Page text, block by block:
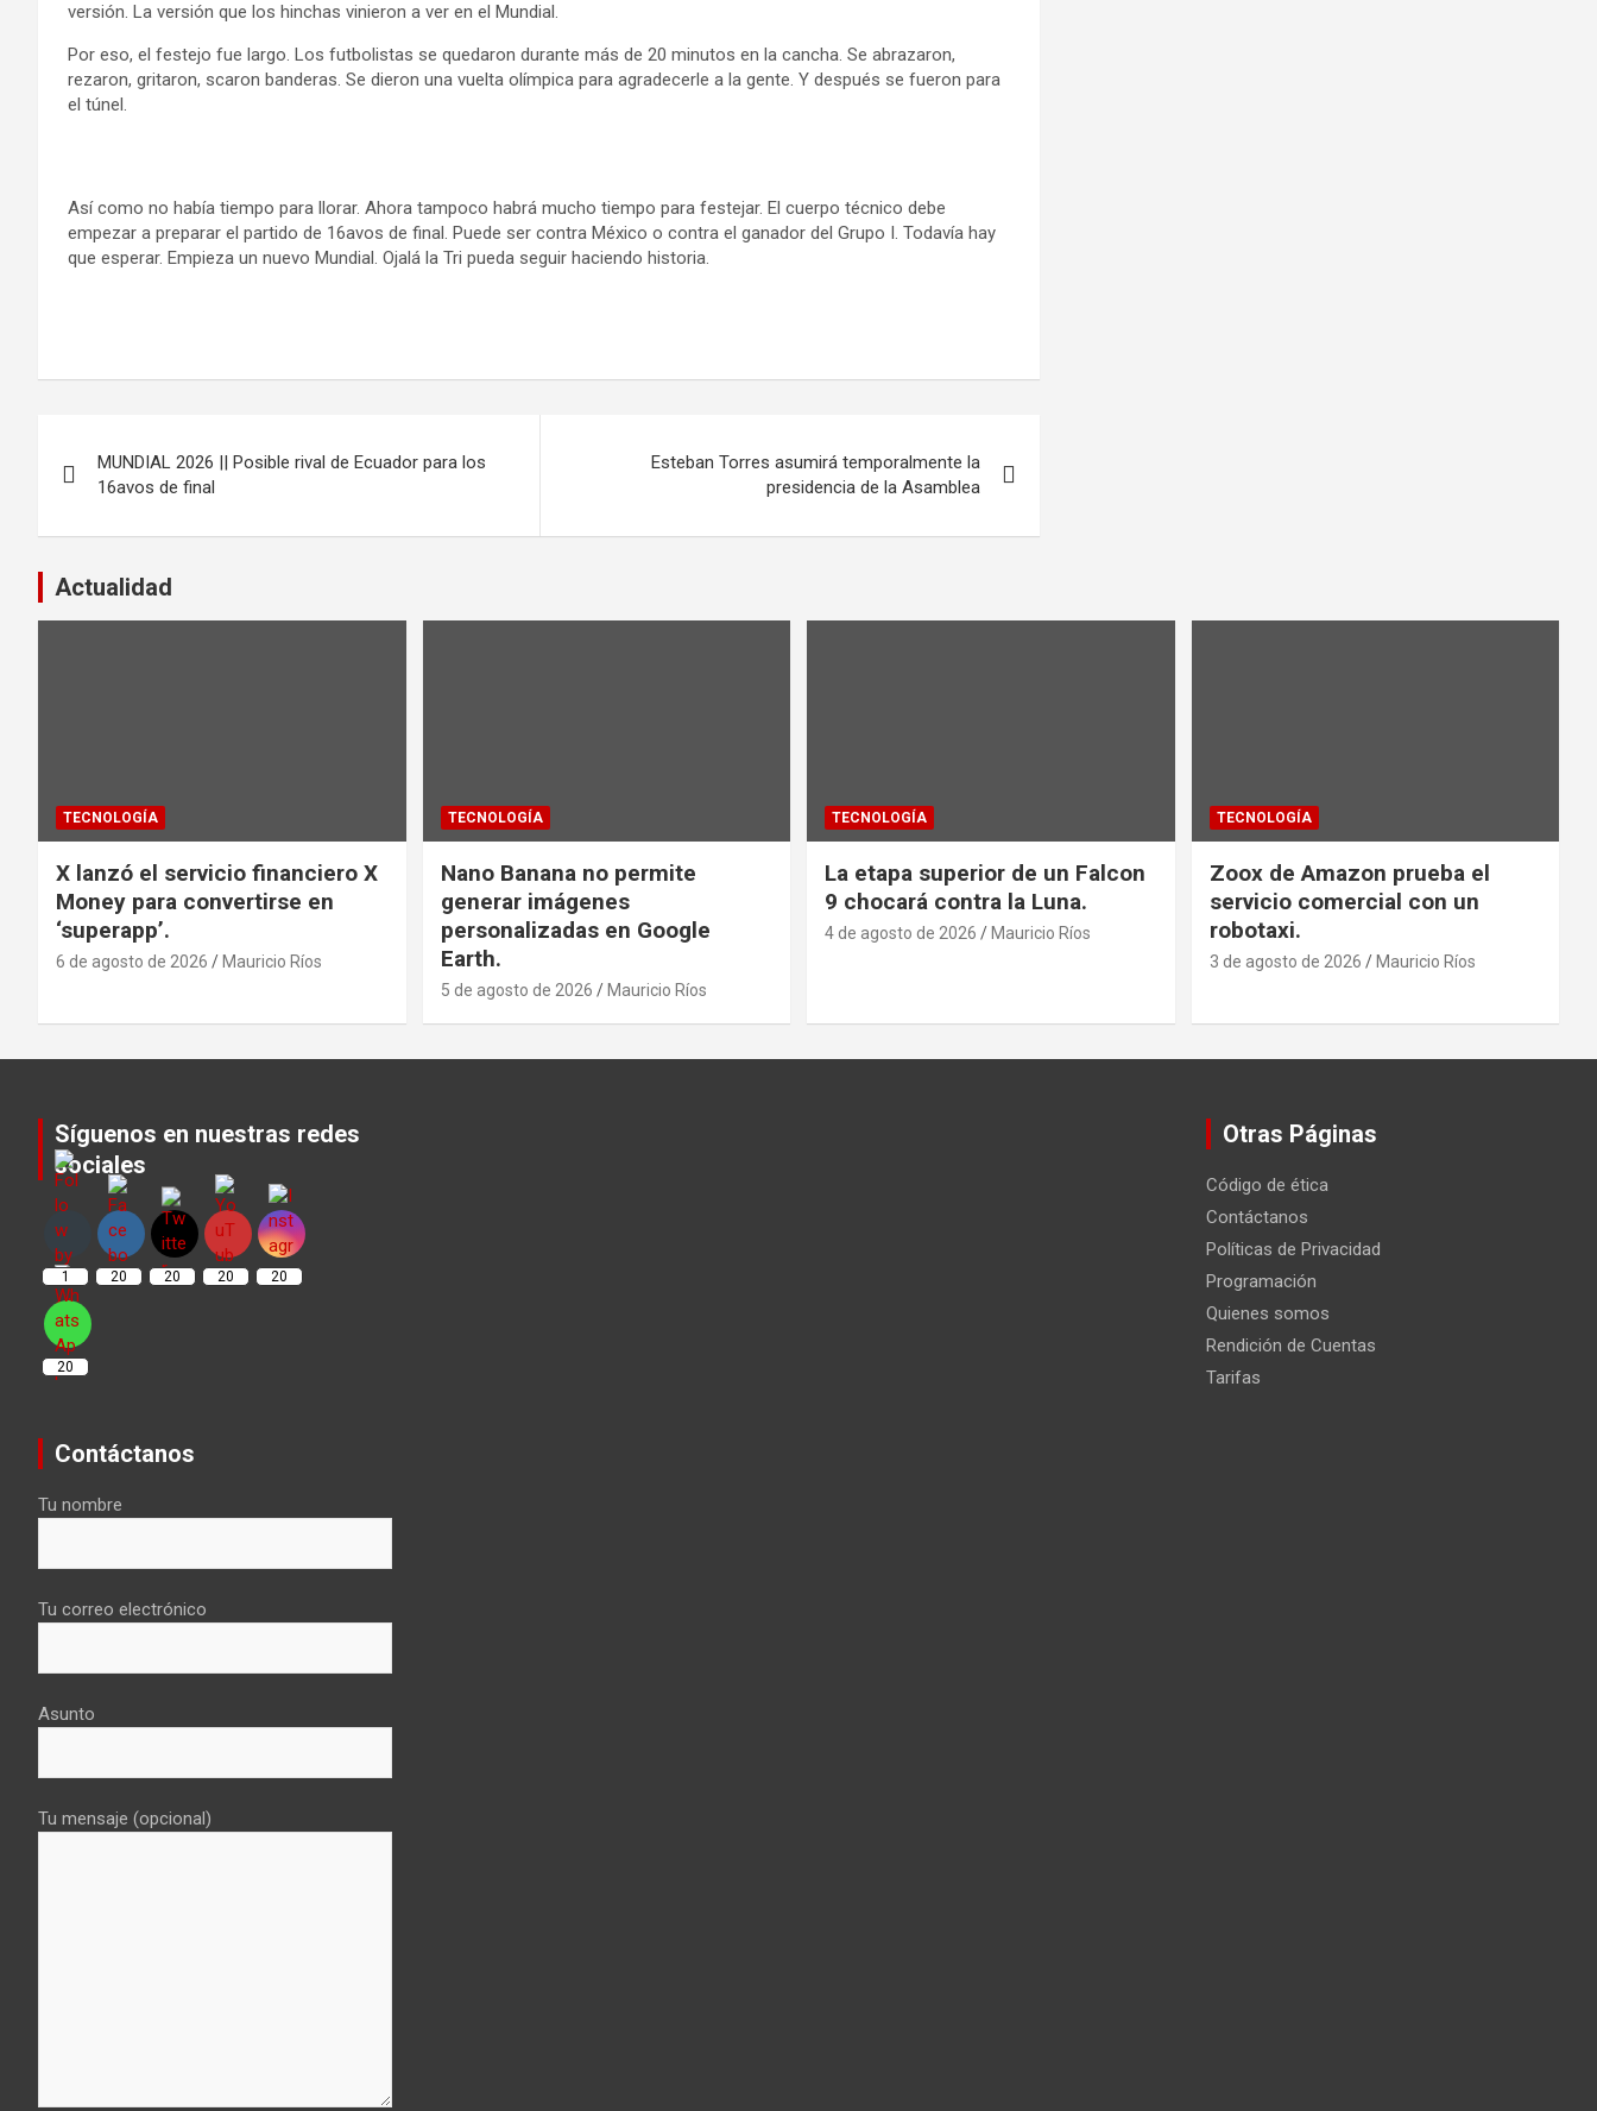
versión. La versión que los hinchas vinieron a ver en el Mundial.
Por eso, el festejo fue largo. Los futbolistas se quedaron durante más de 20 minutos en la cancha. Se abrazaron,
rezaron, gritaron, scaron banderas. Se dieron una vuelta olímpica para agradecerle a la gente. Y después se fueron para
el túnel.
Así como no había tiempo para llorar. Ahora tampoco habrá mucho tiempo para festejar. El cuerpo técnico debe
empezar a preparar el partido de 16avos de final. Puede ser contra México o contra el ganador del Grupo I. Todavía hay
que esperar. Empieza un nuevo Mundial. Ojalá la Tri pueda seguir haciendo historia.
de
entradas
MUNDIAL 2026 || Posible rival de Ecuador para los
16avos de final
Esteban Torres asumirá temporalmente la
presidencia de la Asamblea
Actualidad
TECNOLOGÍA
X lanzó el servicio financiero X
Money para convertirse en
‘superapp’.
6 de agosto de 2026 Mauricio Ríos
TECNOLOGÍA
Nano Banana no permite
generar imágenes
personalizadas en Google
Earth.
5 de agosto de 2026 Mauricio Ríos
TECNOLOGÍA
La etapa superior de un Falcon
9 chocará contra la Luna.
4 de agosto de 2026 Mauricio Ríos
TECNOLOGÍA
Zoox de Amazon prueba el
servicio comercial con un
robotaxi.
3 de agosto de 2026 Mauricio Ríos
Síguenos en nuestras redes
sociales
1 20 20 20 20
20
Contáctanos
Tu nombre
Tu correo electrónico
Asunto
Tu mensaje (opcional)
Otras Páginas
Código de ética
Contáctanos
Políticas de Privacidad
Programación
Quienes somos
Rendición de Cuentas
Tarifas